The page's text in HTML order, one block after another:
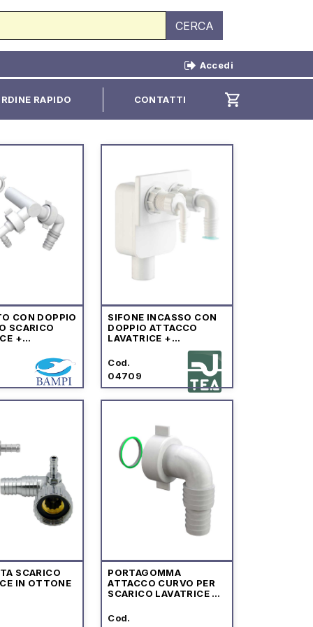
CERCA
Accedi
RAPIDO CONTATTI shopping_cart
CON DOPPIO
SCARICO
+
SIFONE INCASSO CON
DOPPIO ATTACCO
LAVATRICE +
ASCIUGATRICE OMP
Cod.
04709
SCARICO
IN OTTONE
PORTAGOMMA
ATTACCO CURVO PER
SCARICO LAVATRICE E
Cod.